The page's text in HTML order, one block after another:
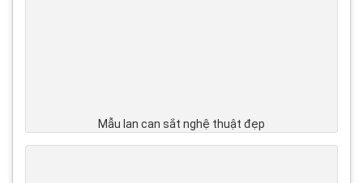
Mẫu lan can sắt nghệ thuật đẹp